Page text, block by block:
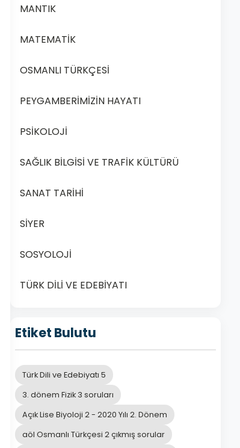
MANTIK
MATEMATİK
OSMANLI TÜRKÇESİ
PEYGAMBERİMİZİN HAYATI
PSİKOLOJİ
SAĞLIK BİLGİSİ VE TRAFİK KÜLTÜRÜ
SANAT TARİHİ
SİYER
SOSYOLOJİ
TÜRK DİLİ VE EDEBİYATI
Etiket Bulutu
Türk Dili ve Edebiyatı 5
3. dönem Fizik 3 soruları
Açık Lise Biyoloji 2 - 2020 Yılı 2. Dönem
aöl Osmanlı Türkçesi 2 çıkmış sorular